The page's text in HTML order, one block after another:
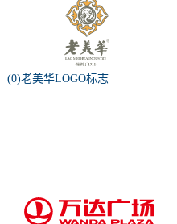
(0)老美华LOGO标志